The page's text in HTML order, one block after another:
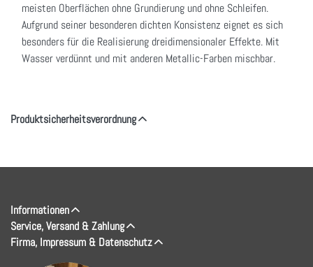
meisten Oberflächen ohne Grundierung und ohne Schleifen.
Aufgrund seiner besonderen dichten Konsistenz eignet es sich
besonders für die Realisierung dreidimensionaler Effekte. Mit
Wasser verdünnt und mit anderen Metallic-Farben mischbar.
Produktsicherheitsverordnung
Informationen
Service, Versand & Zahlung
Firma, Impressum & Datenschutz